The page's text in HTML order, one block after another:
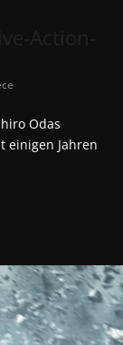
Odas
einigen Jahren